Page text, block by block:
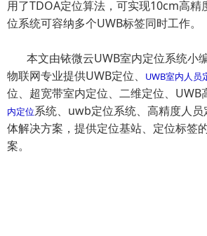
用了TDOA定位算法，可实现10cm高精
位系统可容纳多个UWB标签同时工作。
本文由铱微云UWB室内定位系统小
物联网专业提供UWB定位、
UWB室内人员
位、超宽带室内定位、二维定位、UWB
内定位系统、uwb定位系统、高精度人
体解决方案，提供定位基站、定位标签
案。